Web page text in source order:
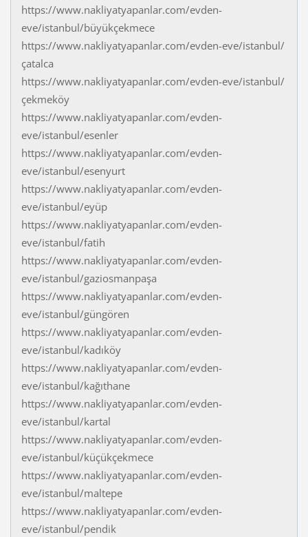
https://www.nakliyatyapanlar.com/evden-
eve/istanbul/büyükçekmece
https://www.nakliyatyapanlar.com/evden-eve/istanbul/
çatalca
https://www.nakliyatyapanlar.com/evden-eve/istanbul/
çekmeköy
https://www.nakliyatyapanlar.com/evden-
eve/istanbul/esenler
https://www.nakliyatyapanlar.com/evden-
eve/istanbul/esenyurt
https://www.nakliyatyapanlar.com/evden-
eve/istanbul/eyüp
https://www.nakliyatyapanlar.com/evden-
eve/istanbul/fatih
https://www.nakliyatyapanlar.com/evden-
eve/istanbul/gaziosmanpaşa
https://www.nakliyatyapanlar.com/evden-
eve/istanbul/güngören
https://www.nakliyatyapanlar.com/evden-
eve/istanbul/kadıköy
https://www.nakliyatyapanlar.com/evden-
eve/istanbul/kağıthane
https://www.nakliyatyapanlar.com/evden-
eve/istanbul/kartal
https://www.nakliyatyapanlar.com/evden-
eve/istanbul/küçükçekmece
https://www.nakliyatyapanlar.com/evden-
eve/istanbul/maltepe
https://www.nakliyatyapanlar.com/evden-
eve/istanbul/pendik